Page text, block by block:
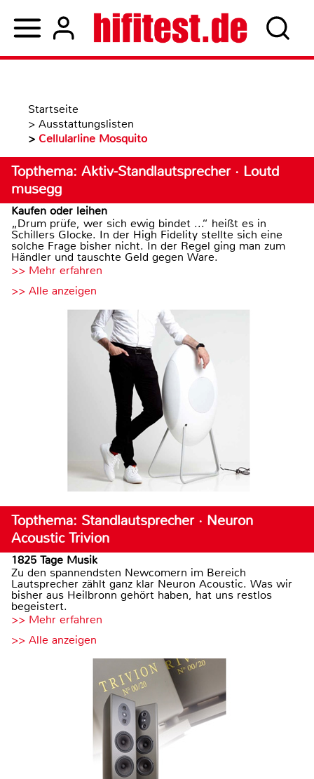
Startseite
> Ausstattungslisten
> Cellularline Mosquito
Topthema: Aktiv-Standlautsprecher · Loutd
musegg
Kaufen oder leihen
„Drum prüfe, wer sich ewig bindet ...“ heißt es in
Schillers Glocke. In der High Fidelity stellte sich eine
solche Frage bisher nicht. In der Regel ging man zum
Händler und tauschte Geld gegen Ware.
>> Mehr erfahren
>> Alle anzeigen
Topthema: Standlautsprecher · Neuron
Acoustic Trivion
1825 Tage Musik
Zu den spannendsten Newcomern im Bereich
Lautsprecher zählt ganz klar Neuron Acoustic. Was wir
bisher aus Heilbronn gehört haben, hat uns restlos
begeistert.
>> Mehr erfahren
>> Alle anzeigen